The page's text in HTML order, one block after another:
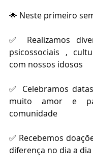
🌟 Neste primeiro
✅ Realizamos
psicossociais ,
com nossos idosos
✅ Celebramos
muito amor e
comunidade
✅ Recebemos
diferença no dia a